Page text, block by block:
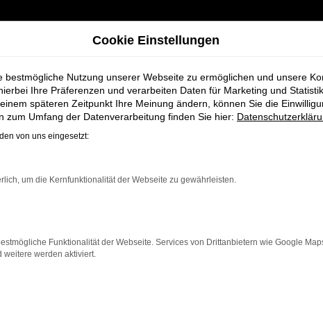
Weyhe bei Schmidt + Koch
für
für Weyhe ein nahezu neues Fahrzeug zu einem
die Vorteile eines Neuwagens, aber zu deutlich
Cookie Einstellungen
bestmögliche Nutzung unserer Webseite zu ermöglichen und unsere
Ihre Präferenzen und verarbeiten Daten für Marketing und
späteren Zeitpunkt Ihre Meinung ändern, können Sie die
zum Umfang der Datenverarbeitung finden Sie hier:
von uns eingesetzt:
um die Kernfunktionalität der Webseite zu gewährleisten.
Funktionalität der Webseite. Services von Drittanbietern wie Google
weitere werden aktiviert.